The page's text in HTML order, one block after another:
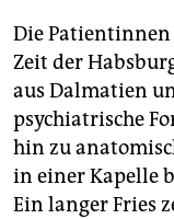
Die
Zeit der
aus Dalmatien
psychiatrische
hin zu
in einer Kapelle
Ein langer Fries